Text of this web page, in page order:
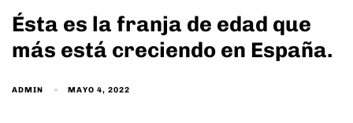
Ésta es la franja de edad que
más está creciendo en España.
ADMIN MAYO 4, 2022